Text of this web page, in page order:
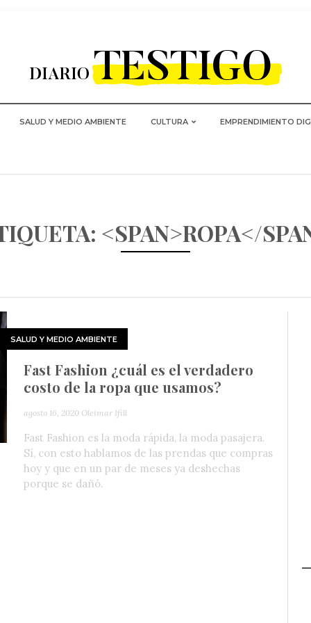
SALUD Y MEDIO AMBIENTE CULTURA EMPRENDIMIENTO
<SPAN>ROPA</
SALUD Y MEDIO AMBIENTE
Fast Fashion ¿cuál es el verdadero
costo de la ropa que usamos?
agosto 16, 2020 Oleimar Ifill
Fast Fashion es la moda rápida, la moda pasajera.
Sí, con esto hablamos de las prendas que compras
hoy y que en un par de meses ya deshechas
porque se dañó.